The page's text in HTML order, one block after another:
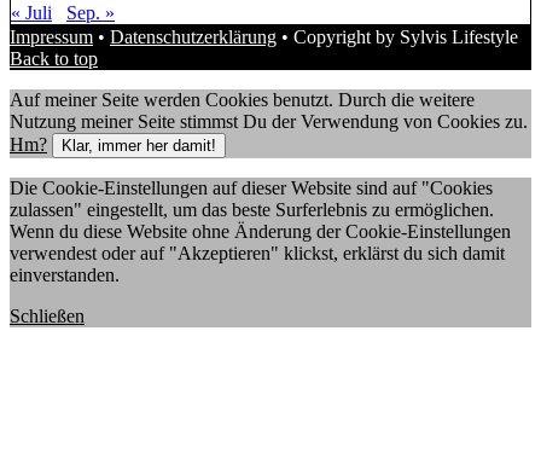
« Juli
Sep. »
Impressum • Datenschutzerklärung • Copyright by Sylvis Lifestyle
Back to top
Auf meiner Seite werden Cookies benutzt. Durch die weitere
Nutzung meiner Seite stimmst Du der Verwendung von Cookies zu.
Hm?
Klar, immer her damit!
Die Cookie-Einstellungen auf dieser Website sind auf "Cookies
zulassen" eingestellt, um das beste Surferlebnis zu ermöglichen.
Wenn du diese Website ohne Änderung der Cookie-Einstellungen
verwendest oder auf "Akzeptieren" klickst, erklärst du sich damit
einverstanden.
Schließen